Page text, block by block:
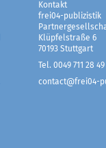
Kontakt
frei04-publizistik
Klüpfelstraße 6
70193 Stuttgart
Tel. 0049 711 28 49
contact@frei04-